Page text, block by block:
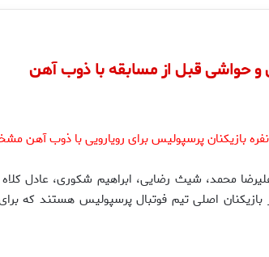
محمد، شیث رضایی، ابراهیم شکوری، عادل
نوروزی، اشپیتم آرفی 11نفر بازیکنان اصلی تیم فوتبال